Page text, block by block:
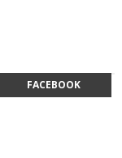
FACEBOOK